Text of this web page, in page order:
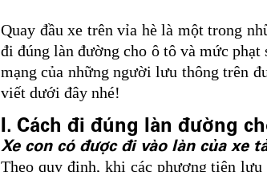
Quay đầu xe trên vỉa hè là một trong
đi đúng làn đường cho ô tô và mức
mạng của những người lưu thông trên
viết dưới đây nhé!
I. Cách đi đúng làn đường
Xe con có được đi vào làn của xe
Theo quy định, khi các phương tiện